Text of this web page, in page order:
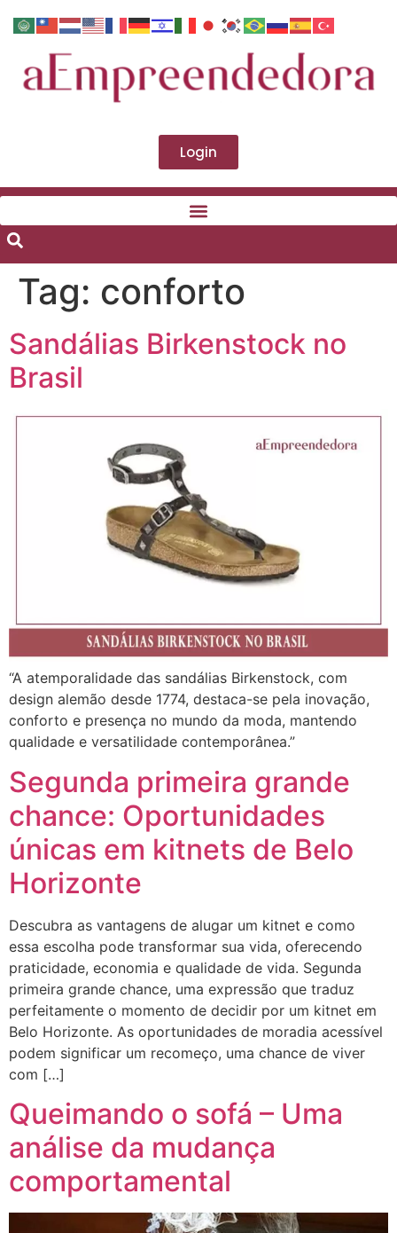
Login
Tag: conforto
Sandálias Birkenstock no
Brasil
“A atemporalidade das sandálias Birkenstock, com
design alemão desde 1774, destaca-se pela inovação,
conforto e presença no mundo da moda, mantendo
qualidade e versatilidade contemporânea.”
Segunda primeira grande
chance: Oportunidades
únicas em kitnets de Belo
Horizonte
Descubra as vantagens de alugar um kitnet e como
essa escolha pode transformar sua vida, oferecendo
praticidade, economia e qualidade de vida. Segunda
primeira grande chance, uma expressão que traduz
perfeitamente o momento de decidir por um kitnet em
Belo Horizonte. As oportunidades de moradia acessível
podem significar um recomeço, uma chance de viver
com […]
Queimando o sofá – Uma
análise da mudança
comportamental